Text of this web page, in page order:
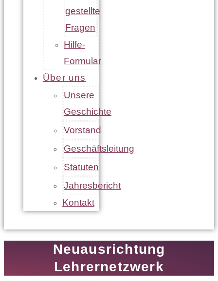
gestellte
Fragen
Hilfe-
Formular
Über uns
Unsere
Geschichte
Vorstand
Geschäftsleitung
Statuten
Jahresbericht
Kontakt
Neuausrichtung
Lehrernetzwerk